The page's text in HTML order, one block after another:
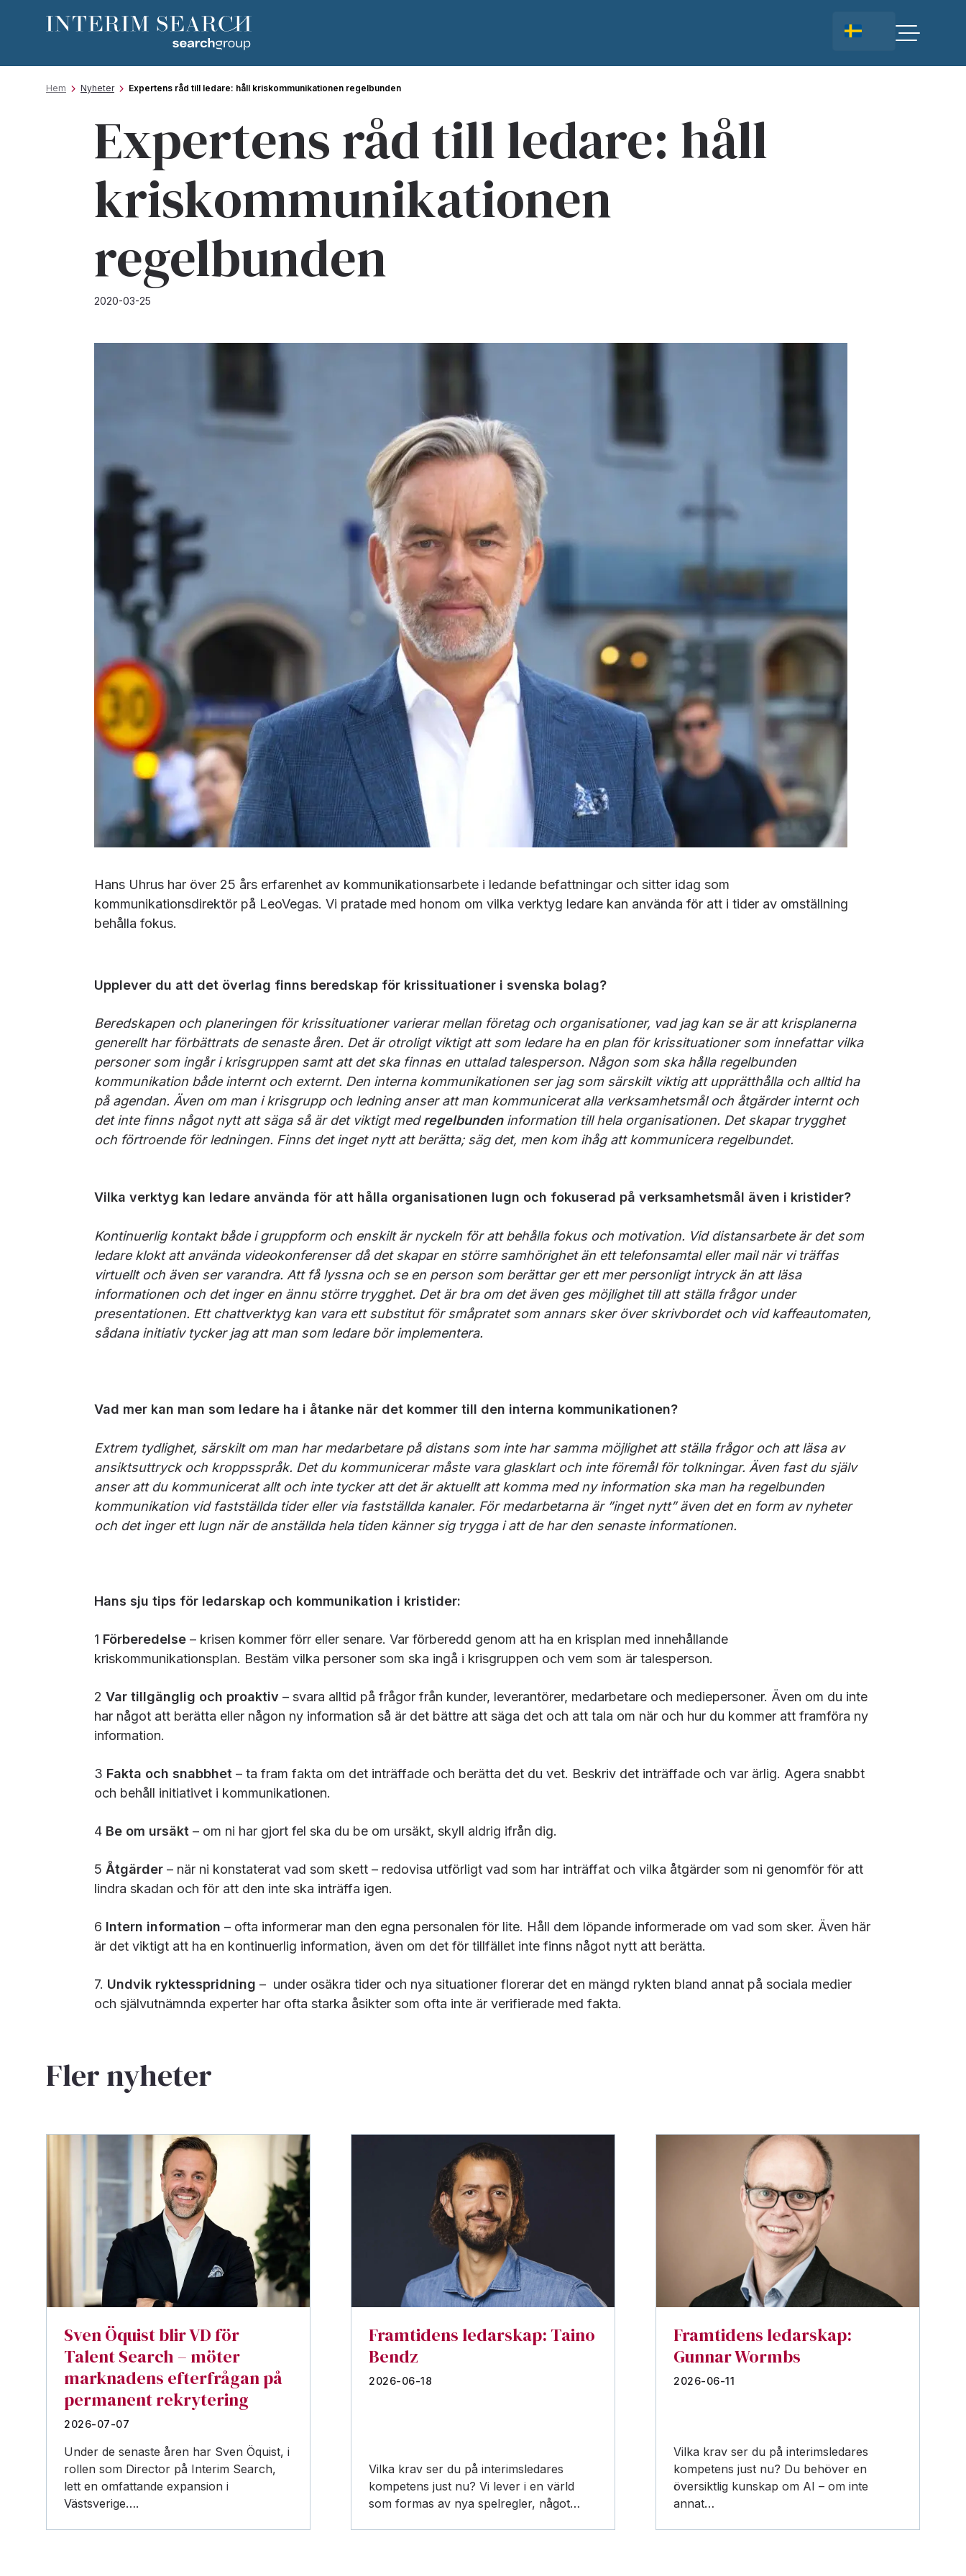
Hem Nyheter Expertens råd till ledare: håll kriskommunikationen regelbunden
Expertens råd till ledare: håll
kriskommunikationen
regelbunden
2020-03-25
Hans Uhrus har över 25 års erfarenhet av kommunikationsarbete i ledande befattningar och sitter idag som
kommunikationsdirektör på LeoVegas. Vi pratade med honom om vilka verktyg ledare kan använda för att i tider av omställning
behålla fokus.
Upplever du att det överlag finns beredskap för krissituationer i svenska bolag?
Beredskapen och planeringen för krissituationer varierar mellan företag och organisationer, vad jag kan se är att krisplanerna
generellt har förbättrats de senaste åren. Det är otroligt viktigt att som ledare ha en plan för krissituationer som innefattar vilka
personer som ingår i krisgruppen samt att det ska finnas en uttalad talesperson. Någon som ska hålla regelbunden
kommunikation både internt och externt. Den interna kommunikationen ser jag som särskilt viktig att upprätthålla och alltid ha
på agendan. Även om man i krisgrupp och ledning anser att man kommunicerat alla verksamhetsmål och åtgärder internt och
det inte finns något nytt att säga så är det viktigt medregelbundeninformation till hela organisationen. Det skapar trygghet
och förtroende för ledningen. Finns det inget nytt att berätta; säg det, men kom ihåg att kommunicera regelbundet.
Vilka verktyg kan ledare använda för att hålla organisationen lugn och fokuserad på verksamhetsmål även i kristider?
Kontinuerlig kontakt både i gruppform och enskilt är nyckeln för att behålla fokus och motivation. Vid distansarbete är det som
ledare klokt att använda videokonferenser då det skapar en större samhörighet än ett telefonsamtal eller mail när vi träffas
virtuellt och även ser varandra. Att få lyssna och se en person som berättar ger ett mer personligt intryck än att läsa
informationen och det inger en ännu större trygghet. Det är bra om det även ges möjlighet till att ställa frågor under
presentationen. Ett chattverktyg kan vara ett substitut för småpratet som annars sker över skrivbordet och vid kaffeautomaten,
sådana initiativ tycker jag att man som ledare bör implementera.
Vad mer kan man som ledare ha i åtanke när det kommer till den interna kommunikationen?
Extrem tydlighet, särskilt om man har medarbetare på distans som inte har samma möjlighet att ställa frågor och att läsa av
ansiktsuttryck och kroppsspråk. Det du kommunicerar måste vara glasklart och inte föremål för tolkningar. Även fast du själv
anser att du kommunicerat allt och inte tycker att det är aktuellt att komma med ny information ska man ha regelbunden
kommunikation vid fastställda tider eller via fastställda kanaler. För medarbetarna är ”inget nytt” även det en form av nyheter
och det inger ett lugn när de anställda hela tiden känner sig trygga i att de har den senaste informationen.
Hans sju tips för ledarskap och kommunikation i kristider:
1 Förberedelse – krisen kommer förr eller senare. Var förberedd genom att ha en krisplan med innehållande
kriskommunikationsplan. Bestäm vilka personer som ska ingå i krisgruppen och vem som är talesperson.
2Var tillgänglig och proaktiv – svara alltid på frågor från kunder, leverantörer, medarbetare och mediepersoner. Även om du inte
har något att berätta eller någon ny information så är det bättre att säga det och att tala om när och hur du kommer att framföra ny
information.
3 Fakta och snabbhet – ta fram fakta om det inträffade och berätta det du vet. Beskriv det inträffade och var ärlig. Agera snabbt
och behåll initiativet i kommunikationen.
4 Be om ursäkt– om ni har gjort fel ska du be om ursäkt, skyll aldrig ifrån dig.
5Åtgärder – när ni konstaterat vad som skett – redovisa utförligt vad som har inträffat och vilka åtgärder som ni genomför för att
lindra skadan och för att den inte ska inträffa igen.
6 Intern information– ofta informerar man den egna personalen för lite. Håll dem löpande informerade om vad som sker. Även här
är det viktigt att ha en kontinuerlig information, även om det för tillfället inte finns något nytt att berätta.
7. Undvik ryktesspridning – under osäkra tider och nya situationer florerar det en mängd rykten bland annat på sociala medier
och självutnämnda experter har ofta starka åsikter som ofta inte är verifierade med fakta.
Fler nyheter
Sven Öquist blir VD för
Talent Search – möter
marknadens efterfrågan på
permanent rekrytering
2026-07-07
Under de senaste åren har Sven Öquist, i
rollen som Director på Interim Search,
lett en omfattande expansion i
Västsverige….
Framtidens ledarskap: Taino
Bendz
2026-06-18
Vilka krav ser du på interimsledares
kompetens just nu? Vi lever i en värld
som formas av nya spelregler, något…
Framtidens ledarskap:
Gunnar Wormbs
2026-06-11
Vilka krav ser du på interimsledares
kompetens just nu? Du behöver en
översiktlig kunskap om AI – om inte
annat…